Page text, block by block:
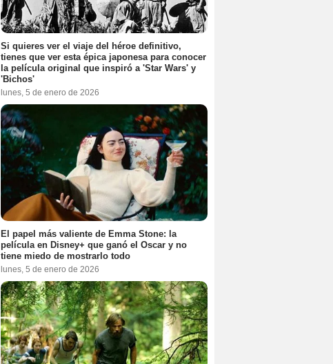
Si quieres ver el viaje del héroe definitivo,
tienes que ver esta épica japonesa para conocer
la película original que inspiró a 'Star Wars' y
'Bichos'
lunes, 5 de enero de 2026
El papel más valiente de Emma Stone: la
película en Disney+ que ganó el Oscar y no
tiene miedo de mostrarlo todo
lunes, 5 de enero de 2026